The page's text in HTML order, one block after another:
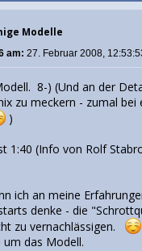
Modelle
am: 27. Februar 2008,
8-) (Und an der
zu meckern - zumal bei
)
1:40 (Info von Rolf
ich an meine
denke - die
zu vernachlässigen.
das Modell.